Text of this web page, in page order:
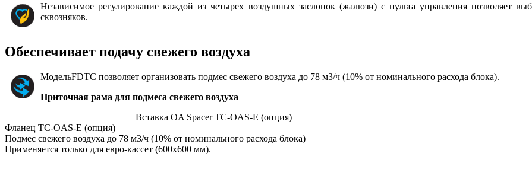
Независимое регулирование каждой из четырех воздушных заслонок (жалюзи) с пульта управления позволяет
сквозняков.
Обеспечивает подачу свежего воздуха
МодельFDTC позволяет организовать подмес свежего воздуха до 78 м3/ч (10% от номинального расхода блока).
Приточная рама для подмеса свежего воздуха
Вставка OA Spacer TC-OAS-E (опция)
Фланец TC-OAS-E (опция)
Подмес свежего воздуха до 78 м3/ч (10% от номинального расхода блока)
Применяется только для евро-кассет (600х600 мм).